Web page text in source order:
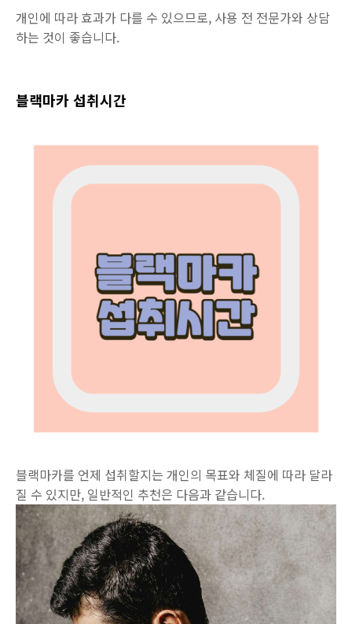
개인에 따라 효과가 다를 수 있으므로, 사용 전 전문가와 상담
하는 것이 좋습니다.
블랙마카 섭취시간
블랙마카를 언제 섭취할지는 개인의 목표와 체질에 따라 달라
질 수 있지만, 일반적인 추천은 다음과 같습니다.